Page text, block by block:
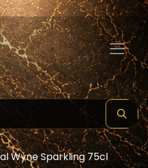
Wyne Sparkling 75cl